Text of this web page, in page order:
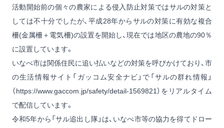
活動開始前の個々の農家による侵入防止対策ではサルの対策と
しては不十分でしたが、平成28年からサルの対策に有効な複合
柵(金属柵＋電気柵)の設置を開始し、現在では地区の農地の90％
に設置しています。
いなべ市は関係住民に追い払いなどの対策を呼びかけており、市
の生活情報サイト「ガッコム安全ナビ」で「サルの群れ情報」
（https://www.gaccom.jp/safety/detail-1569821）をリアルタイム
で配信しています。
令和5年から「サル追出し隊」は、いなべ市等の協力を得てドロー